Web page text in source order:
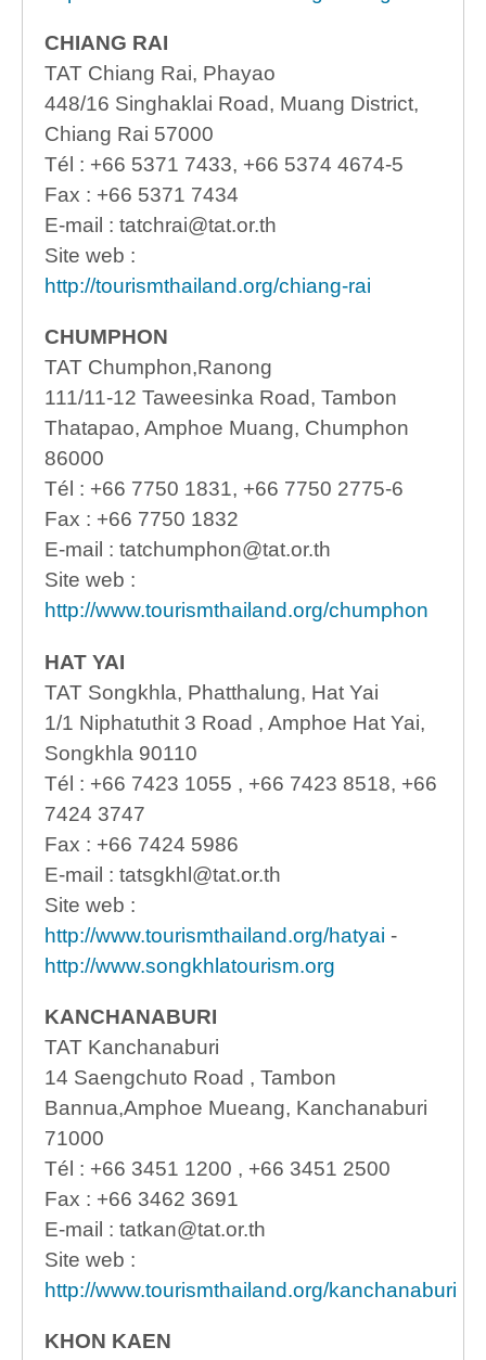
CHIANG RAI
TAT Chiang Rai, Phayao
448/16 Singhaklai Road, Muang District,
Chiang Rai 57000
Tél : +66 5371 7433, +66 5374 4674-5
Fax : +66 5371 7434
E-mail : tatchrai@tat.or.th
Site web :
http://tourismthailand.org/chiang-rai
CHUMPHON
TAT Chumphon,Ranong
111/11-12 Taweesinka Road, Tambon
Thatapao, Amphoe Muang, Chumphon
86000
Tél : +66 7750 1831, +66 7750 2775-6
Fax : +66 7750 1832
E-mail : tatchumphon@tat.or.th
Site web :
http://www.tourismthailand.org/chumphon
HAT YAI
TAT Songkhla, Phatthalung, Hat Yai
1/1 Niphatuthit 3 Road , Amphoe Hat Yai,
Songkhla 90110
Tél : +66 7423 1055 , +66 7423 8518, +66
7424 3747
Fax : +66 7424 5986
E-mail : tatsgkhl@tat.or.th
Site web :
http://www.tourismthailand.org/hatyai -
http://www.songkhlatourism.org
KANCHANABURI
TAT Kanchanaburi
14 Saengchuto Road , Tambon
Bannua,Amphoe Mueang, Kanchanaburi
71000
Tél : +66 3451 1200 , +66 3451 2500
Fax : +66 3462 3691
E-mail : tatkan@tat.or.th
Site web :
http://www.tourismthailand.org/kanchanaburi
KHON KAEN